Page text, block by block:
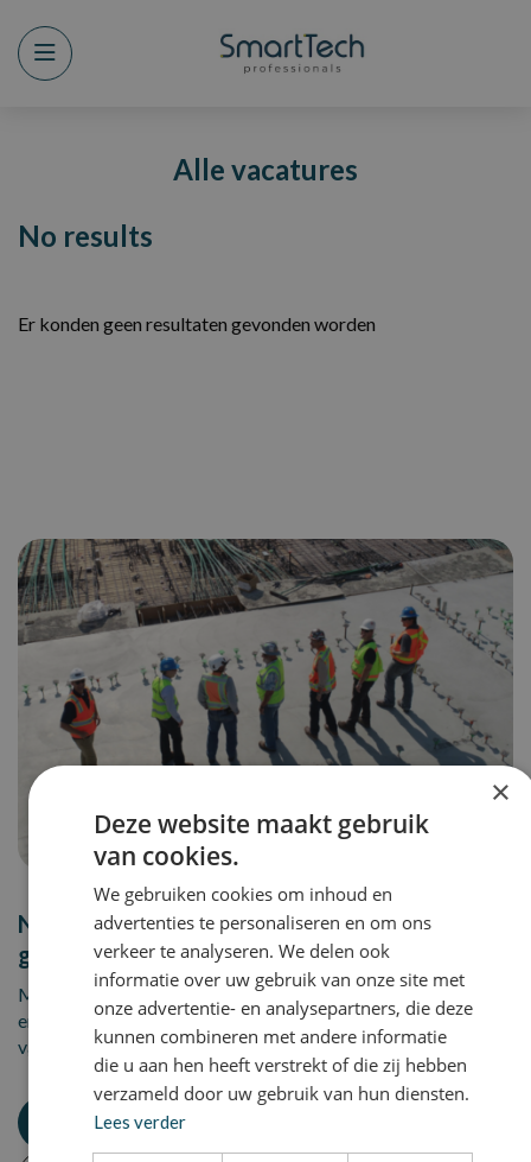
Menu
Alle vacatures
No results
Er konden geen resultaten gevonden worden
Nog niet de juiste vacature
gevonden?
Maak een Job alert aan en wij laten het direct weten wanneer
er een
vacature beschikbaar komt!
×
Deze website maakt gebruik
van cookies.
We gebruiken cookies om inhoud en
advertenties te personaliseren en om ons
verkeer te analyseren. We delen ook
informatie over uw gebruik van onze site met
onze advertentie- en analysepartners, die deze
kunnen combineren met andere informatie
die u aan hen heeft verstrekt of die zij hebben
verzameld door uw gebruik van hun diensten.
Lees verder